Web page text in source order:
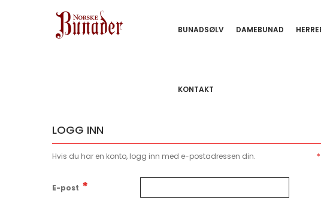
BUNADSØLV DAMEBUNAD
KONTAKT
LOGG INN
Hvis du har en konto, logg inn med e-postadressen din.
E-post